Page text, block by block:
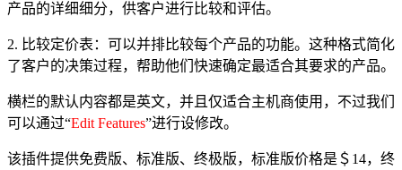
产品的详细细分，供客户进行比较和评估。
2. 比较定价表：可以并排比较每个产品的功能。这种格式简化
了客户的决策过程，帮助他们快速确定最适合其要求的产品。
横栏的默认内容都是英文，并且仅适合主机商使用，不过我们
可以通过“Edit Features”进行设修改。
该插件提供免费版、标准版、终极版，标准版价格是＄14，终